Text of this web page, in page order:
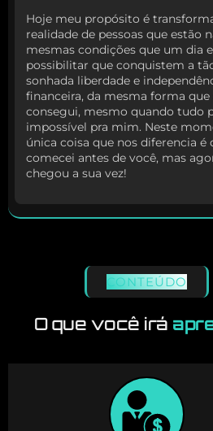
Hoje meu propósito é
realidade de pessoas que estão
mesmas condições que um dia
possibilitar que conquistem a
sonhada liberdade e
financeira, da mesma forma que
consegui, mesmo quando tudo
impossível pra mim. Neste
única coisa que nos diferencia é
comecei antes de você, mas
chegou a sua vez!
CONTEÚDO
O que você irá